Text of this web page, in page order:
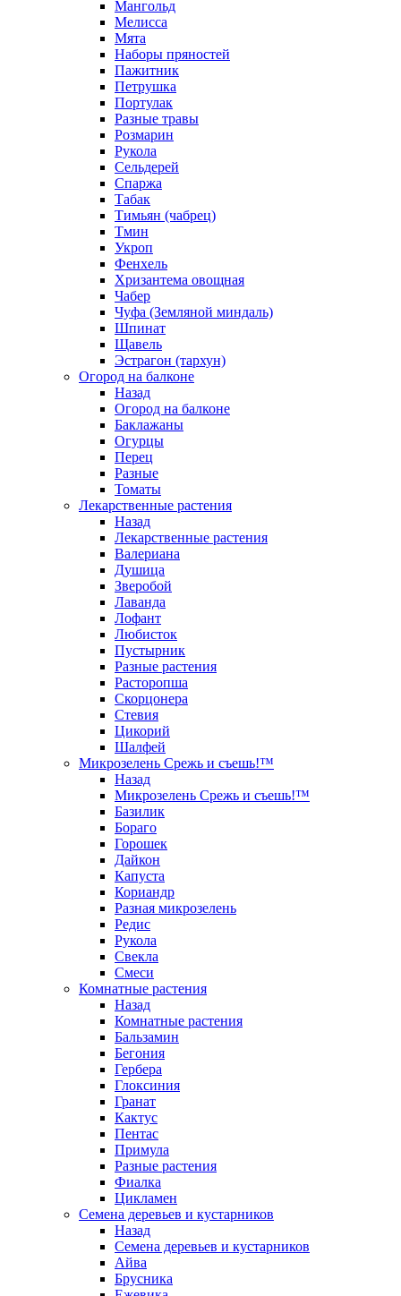
Мангольд
Мелисса
Мята
Наборы пряностей
Пажитник
Петрушка
Портулак
Разные травы
Розмарин
Рукола
Сельдерей
Спаржа
Табак
Тимьян (чабрец)
Тмин
Укроп
Фенхель
Хризантема овощная
Чабер
Чуфа (Земляной миндаль)
Шпинат
Щавель
Эстрагон (тархун)
Огород на балконе
Назад
Огород на балконе
Баклажаны
Огурцы
Перец
Разные
Томаты
Лекарственные растения
Назад
Лекарственные растения
Валериана
Душица
Зверобой
Лаванда
Лофант
Любисток
Пустырник
Разные растения
Расторопша
Скорцонера
Стевия
Цикорий
Шалфей
Микрозелень Срежь и съешь!™
Назад
Микрозелень Срежь и съешь!™
Базилик
Бораго
Горошек
Дайкон
Капуста
Кориандр
Разная микрозелень
Редис
Рукола
Свекла
Смеси
Комнатные растения
Назад
Комнатные растения
Бальзамин
Бегония
Гербера
Глоксиния
Гранат
Кактус
Пентас
Примула
Разные растения
Фиалка
Цикламен
Семена деревьев и кустарников
Назад
Семена деревьев и кустарников
Айва
Брусника